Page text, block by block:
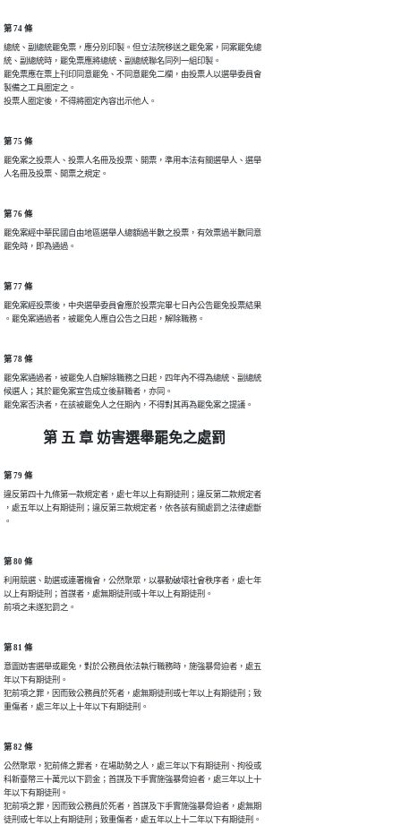
第 74 條
總統、副總統罷免票，應分別印製。但立法院移送之罷免案，同案罷免總
統、副總統時，罷免票應將總統、副總統聯名同列一組印製。
罷免票應在票上刊印同意罷免、不同意罷免二欄，由投票人以選舉委員會
製備之工具圈定之。
投票人圈定後，不得將圈定內容出示他人。
第 75 條
罷免案之投票人、投票人名冊及投票、開票，準用本法有關選舉人、選舉
人名冊及投票、開票之規定。
第 76 條
罷免案經中華民國自由地區選舉人總額過半數之投票，有效票過半數同意
罷免時，即為通過。
第 77 條
罷免案經投票後，中央選舉委員會應於投票完畢七日內公告罷免投票結果
。罷免案通過者，被罷免人應自公告之日起，解除職務。
第 78 條
罷免案通過者，被罷免人自解除職務之日起，四年內不得為總統、副總統
候選人；其於罷免案宣告成立後辭職者，亦同。
罷免案否決者，在該被罷免人之任期內，不得對其再為罷免案之提議。
第 五 章 妨害選舉罷免之處罰
第 79 條
違反第四十九條第一款規定者，處七年以上有期徒刑；違反第二款規定者
，處五年以上有期徒刑；違反第三款規定者，依各該有關處罰之法律處斷
。
第 80 條
利用競選、助選或連署機會，公然聚眾，以暴動破壞社會秩序者，處七年
以上有期徒刑；首謀者，處無期徒刑或十年以上有期徒刑。
前項之未遂犯罰之。
第 81 條
意圖妨害選舉或罷免，對於公務員依法執行職務時，施強暴脅迫者，處五
年以下有期徒刑。
犯前項之罪，因而致公務員於死者，處無期徒刑或七年以上有期徒刑；致
重傷者，處三年以上十年以下有期徒刑。
第 82 條
公然聚眾，犯前條之罪者，在場助勢之人，處三年以下有期徒刑、拘役或
科新臺幣三十萬元以下罰金；首謀及下手實施強暴脅迫者，處三年以上十
年以下有期徒刑。
犯前項之罪，因而致公務員於死者，首謀及下手實施強暴脅迫者，處無期
徒刑或七年以上有期徒刑；致重傷者，處五年以上十二年以下有期徒刑。